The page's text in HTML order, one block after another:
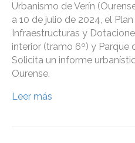
Urbanismo de Verín
a 10 de julio de 2024, el
Infraestructuras y
interior (tramo 6º) y Parque
Solicita un informe
Ourense.
Leer más